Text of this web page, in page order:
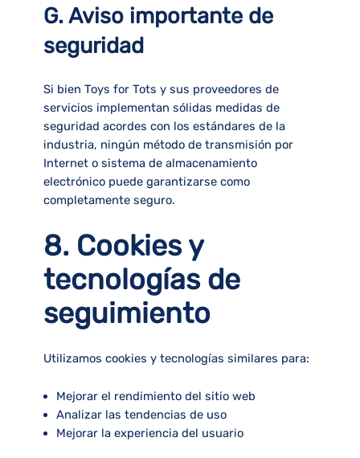
G. Aviso importante de
seguridad
Si bien Toys for Tots y sus proveedores de
servicios implementan sólidas medidas de
seguridad acordes con los estándares de la
industria, ningún método de transmisión por
Internet o sistema de almacenamiento
electrónico puede garantizarse como
completamente seguro.
8. Cookies y
tecnologías de
seguimiento
Utilizamos cookies y tecnologías similares para:
Mejorar el rendimiento del sitio web
Analizar las tendencias de uso
Mejorar la experiencia del usuario